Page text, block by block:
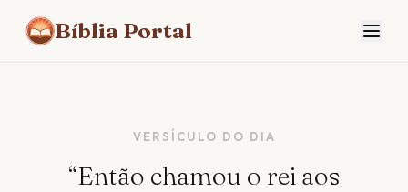
Bíblia Portal
VERSÍCULO DO DIA
“Então chamou o rei aos